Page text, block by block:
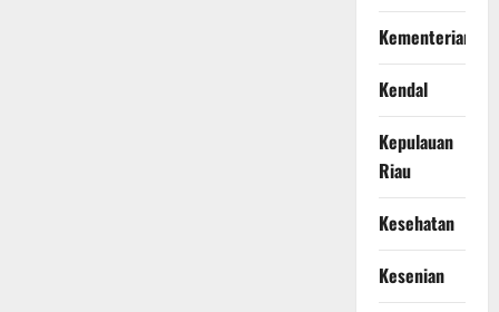
Kementerian
Kendal
Kepulauan
Riau
Kesehatan
Kesenian